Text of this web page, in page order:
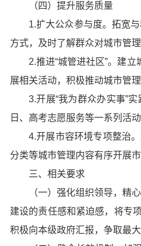
（四）提升服务质量
1.扩大公众参与度。拓宽
方式，及时了解群众对城市管
2.推进“城管进社区”。建
展相关活动，积极推动城市管
3.开展“我为群众办实事”
日、高考志愿服务等一系列活
4.开展市容环境专项整治
分类等城市管理内容有序开展
三、相关要求
（一）强化组织领导，精
建设的责任感和紧迫感，将专
积极向本级政府汇报，争取最